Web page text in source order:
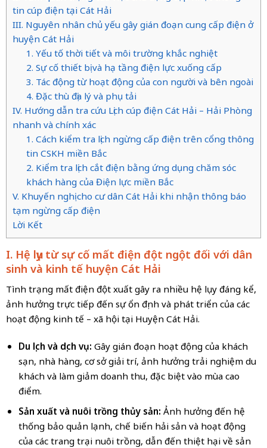
tin cúp điện tại Cát Hải
III. Nguyên nhân chủ yếu gây gián đoạn cung cấp điện ở
huyện Cát Hải
1. Yếu tố thời tiết và môi trường khắc nghiệt
2. Sự cố thiết bị và hạ tầng điện lực xuống cấp
3. Tác động từ hoạt động của con người và bên ngoài
4. Đặc thù địa lý và phụ tải
IV. Hướng dẫn tra cứu Lịch cúp điện Cát Hải – Hải Phòng
nhanh và chính xác
1. Cách kiểm tra lịch ngừng cấp điện trên cổng thông
tin CSKH miền Bắc
2. Kiểm tra lịch cắt điện bằng ứng dụng chăm sóc
khách hàng của Điện lực miền Bắc
V. Khuyến nghị cho cư dân Cát Hải khi nhận thông báo
tạm ngừng cấp điện
Lời Kết
I. Hệ lụy từ sự cố mất điện đột ngột đối với dân
sinh và kinh tế huyện Cát Hải
Tình trạng mất điện đột xuất gây ra nhiều hệ lụy đáng kể,
ảnh hưởng trực tiếp đến sự ổn định và phát triển của các
hoạt động kinh tế – xã hội tại Huyện Cát Hải.
Du lịch và dịch vụ: Gây gián đoạn hoạt động của khách
sạn, nhà hàng, cơ sở giải trí, ảnh hưởng trải nghiệm du
khách và làm giảm doanh thu, đặc biệt vào mùa cao
điểm.
Sản xuất và nuôi trồng thủy sản: Ảnh hưởng đến hệ
thống bảo quản lạnh, chế biến hải sản và hoạt động
của các trang trại nuôi trồng, dẫn đến thiệt hại về sản